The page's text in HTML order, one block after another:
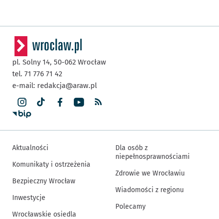
pl. Solny 14, 50-062 Wrocław
tel. 71 776 71 42
e-mail: redakcja@araw.pl
Aktualności
Komunikaty i ostrzeżenia
Bezpieczny Wrocław
Inwestycje
Wrocławskie osiedla
Dla osób z
niepełnosprawnościami
Zdrowie we Wrocławiu
Wiadomości z regionu
Polecamy